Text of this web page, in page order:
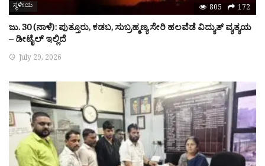
ಸ್ಥಳೀಯ 805 172
ಜು. 30 (ನಾಳೆ): ಪುತ್ತೂರು, ಕಡಬ, ಸುಬ್ರಹ್ಮಣ್ಯ ಸೇರಿ ಹಲವೆಡೆ ವಿದ್ಯುತ್ ವ್ಯತ್ಯಯ
– ಡೀಟೈಲ್ ಇಲ್ಲಿದೆ
July 29, 2026